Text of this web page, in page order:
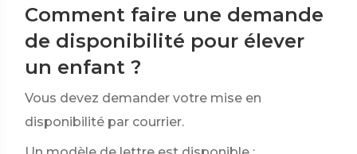
Comment faire une demande
de disponibilité pour élever
un enfant ?
Vous devez demander votre mise en
disponibilité par courrier.